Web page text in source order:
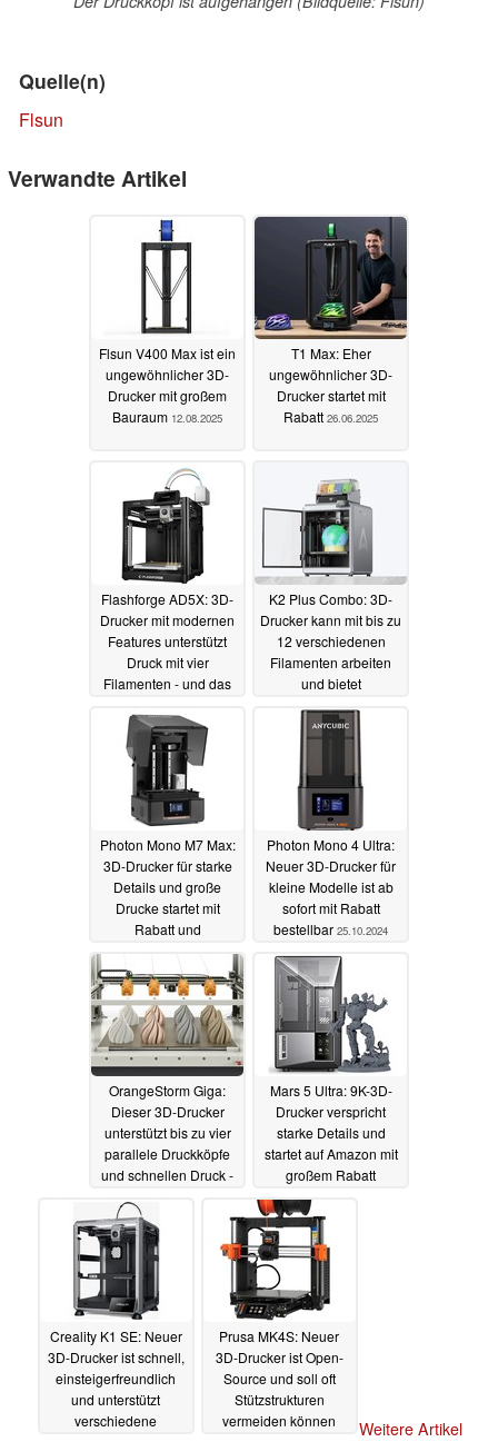
Quelle(n)
Flsun
Verwandte Artikel
Flsun V400 Max ist ein
ungewöhnlicher 3D-
Drucker mit großem
Bauraum 12.08.2025
T1 Max: Eher
ungewöhnlicher 3D-
Drucker startet mit
Rabatt 26.06.2025
Flashforge AD5X: 3D-
Drucker mit modernen
Features unterstützt
Druck mit vier
Filamenten - und das
16.11.2024
K2 Plus Combo: 3D-
Drucker kann mit bis zu
12 verschiedenen
Filamenten arbeiten
und bietet
Druckraum11.11.2024
Photon Mono M7 Max:
3D-Drucker für starke
Details und große
Drucke startet mit
Rabatt und
08.11.2024
Photon Mono 4 Ultra:
Neuer 3D-Drucker für
kleine Modelle ist ab
sofort mit Rabatt
bestellbar 25.10.2024
OrangeStorm Giga:
Dieser 3D-Drucker
unterstützt bis zu vier
parallele Druckköpfe
und schnellen Druck -
26.09.2024
Mars 5 Ultra: 9K-3D-
Drucker verspricht
starke Details und
startet auf Amazon mit
großem Rabatt
16.09.2024
Creality K1 SE: Neuer
3D-Drucker ist schnell,
einsteigerfreundlich
und unterstützt
verschiedene
Prusa MK4S: Neuer
3D-Drucker ist Open-
Source und soll oft
Stützstrukturen
vermeiden können
Weitere Artikel